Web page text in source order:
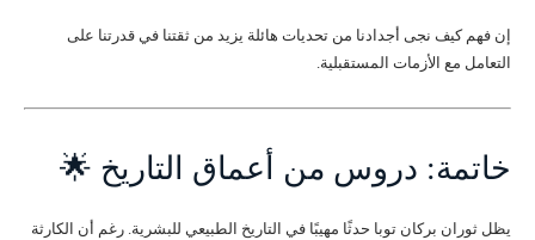
إن فهم كيف نجى أجدادنا من تحديات هائلة يزيد من ثقتنا في قدرتنا على
التعامل مع الأزمات المستقبلية.
خاتمة: دروس من أعماق التاريخ 🌟
يظل ثوران بركان توبا حدثًا مهيبًا في التاريخ الطبيعي للبشرية. رغم أن الكارثة